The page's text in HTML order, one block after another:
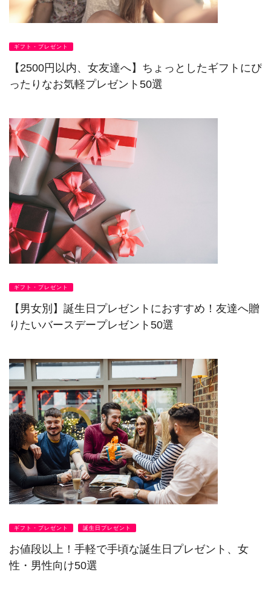
ギフト・プレゼント
【2500円以内、女友達へ】ちょっとしたギフトにぴ
ったりなお気軽プレゼント50選
ギフト・プレゼント
【男女別】誕生日プレゼントにおすすめ！友達へ贈
りたいバースデープレゼント50選
ギフト・プレゼント 誕生日プレゼント
お値段以上！手軽で手頃な誕生日プレゼント、女
性・男性向け50選